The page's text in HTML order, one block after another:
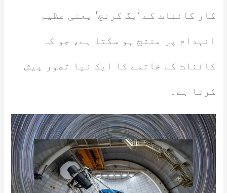
کار کائنات کے ‘بگ کرنچ’ یعنی عظیم
انہدام پر منتج ہو سکتا ہے، جو کہ
کائنات کے خاتمے کا ایک نیا تصور پیش
کرتا ہے۔